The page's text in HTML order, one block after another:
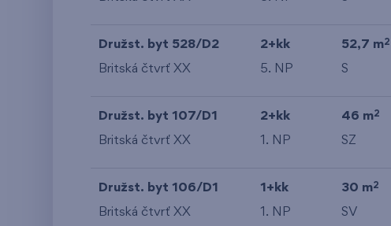
Družst. byt 528/D2 2+kk 52,7 m2
Britská čtvrť XX 5. NP S
Družst. byt 107/D1 2+kk 46 m2
Britská čtvrť XX 1. NP SZ
Družst. byt 106/D1 1+kk 30 m2
Britská čtvrť XX 1. NP SV